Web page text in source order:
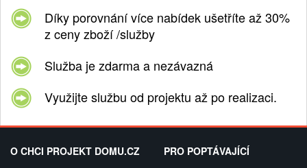
Díky porovnání více nabídek ušetříte až 30%
z ceny zboží /služby
Služba je zdarma a nezávazná
Využijte službu od projektu až po realizaci.
O CHCI PROJEKT DOMU.CZ PRO POPTÁVAJÍCÍ